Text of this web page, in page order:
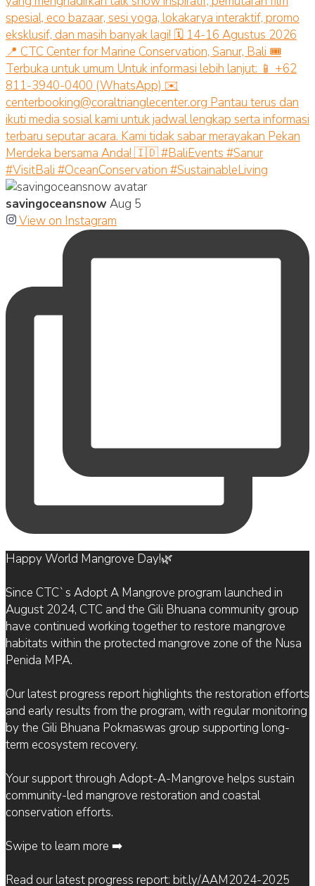
savingoceansnowAug 5
View on Instagram
Happy World Mangrove Day!🌿
Since CTC`s Adopt A Mangrove program launched in
August 2024, CTC and the Gili Bhuana community group
have continued working together to restore mangrove
habitats within the protected mangrove zone of the Nusa
Penida MPA.
Our latest progress report highlights the restoration efforts
and early results from the program, with regular monitoring
by the Gili Bhuana Pokmaswas group supporting long-
term ecosystem recovery.
Your support through Adopt-A-Mangrove helps sustain
community-led mangrove restoration and coastal
conservation efforts.
Swipe to learn more ➡️
Read our latest progress report: bit.ly/AAM2024-2025